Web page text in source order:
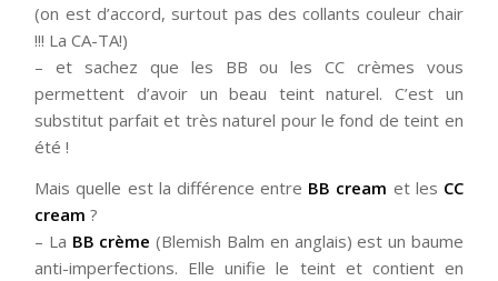
(on est d’accord, surtout pas des collants couleur chair
!!! La CA-TA!)
– et sachez que les BB ou les CC crèmes vous
permettent d’avoir un beau teint naturel. C’est un
substitut parfait et très naturel pour le fond de teint en
été !
Mais quelle est la différence entre BB cream et les CC
cream ?
– La BB crème (Blemish Balm en anglais) est un baume
anti-imperfections. Elle unifie le teint et contient en